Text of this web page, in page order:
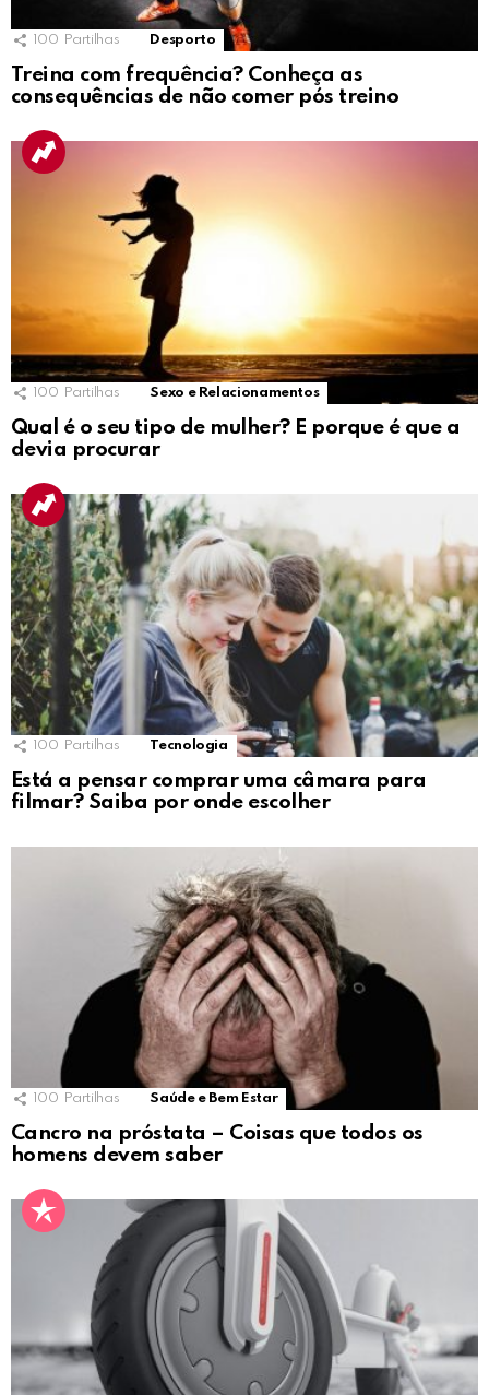
100 Partilhas Desporto
Treina com frequência? Conheça as
consequências de não comer pós treino
100 Partilhas Sexo e Relacionamentos
Qual é o seu tipo de mulher? E porque é que a
devia procurar
100 Partilhas Tecnologia
Está a pensar comprar uma câmara para
filmar? Saiba por onde escolher
100 Partilhas Saúde e Bem Estar
Cancro na próstata – Coisas que todos os
homens devem saber